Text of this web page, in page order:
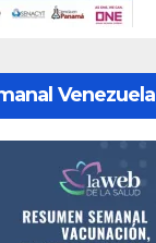
Venezuela